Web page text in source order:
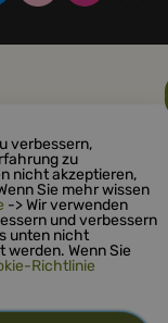
verbessern,
zu
nicht akzeptieren,
Sie mehr wissen
-> Wir verwenden
und verbessern
unten nicht
Wenn Sie
Richtlinie